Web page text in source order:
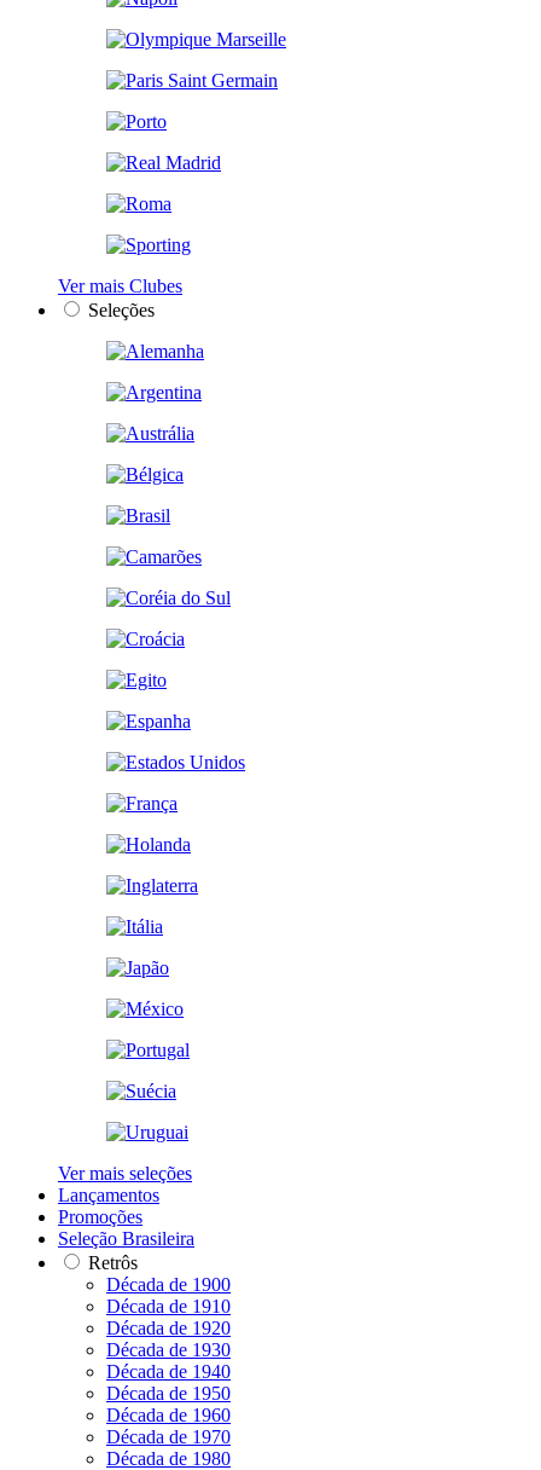
Ver mais Clubes
Seleções
Ver mais seleções
Lançamentos
Promoções
Seleção Brasileira
Retrôs
Década de 1900
Década de 1910
Década de 1920
Década de 1930
Década de 1940
Década de 1950
Década de 1960
Década de 1970
Década de 1980